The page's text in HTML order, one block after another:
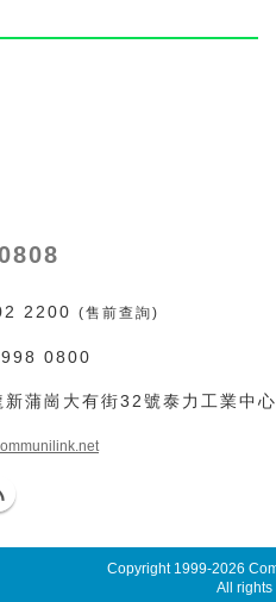
2200 (售前查詢)
0800
蒲崗大有街32號泰力工業中
Copyright 1999-2026
All rights